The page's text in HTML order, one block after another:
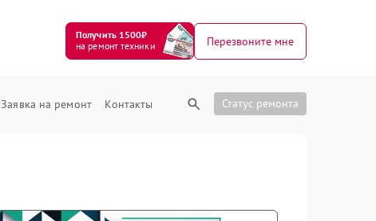
Получить 1500₽
на ремонт техники
Перезвоните мне
Заявка на ремонт Контакты Статус ремонта